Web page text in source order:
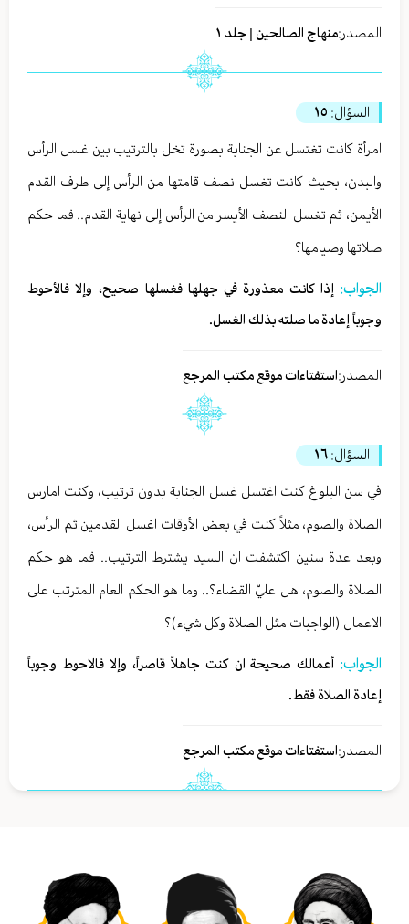
المصدر:منهاج الصالحين | جلد ١
السؤال: ١٥
امرأة كانت تغتسل عن الجنابة بصورة تخل بالترتيب بين غسل الرأس
والبدن، بحيث كانت تغسل نصف قامتها من الرأس إلى طرف القدم
الأيمن، ثم تغسل النصف الأيسر من الرأس إلى نهاية القدم.. فما حكم
صلاتها وصيامها؟
الجواب: إذا كانت معذورة في جهلها فغسلها صحيح، وإلا فالأحوط
وجوباً إعادة ما صلته بذلك الغسل.
المصدر:استفتاءات موقع مكتب المرجع
السؤال: ١٦
في سن البلوغ كنت اغتسل غسل الجنابة بدون ترتيب، وكنت امارس
الصلاة والصوم، مثلاً كنت في بعض الأوقات اغسل القدمين ثم الرأس،
وبعد عدة سنين اكتشفت ان السيد يشترط الترتيب.. فما هو حكم
الصلاة والصوم، هل عليّ القضاء؟.. وما هو الحكم العام المترتب على
الاعمال (الواجبات مثل الصلاة وكل شيء)؟
الجواب: أعمالك صحيحة ان كنت جاهلاً قاصراً، وإلا فالاحوط وجوباً
إعادة الصلاة فقط.
المصدر:استفتاءات موقع مكتب المرجع